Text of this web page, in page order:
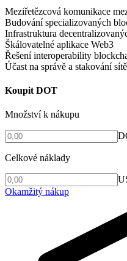
Meziřetězcová komunikace
Budování specializovaných
Infrastruktura
Škálovatelné aplikace Web3
Řešení interoperability
Účast na správě a stakování sítě
Koupit DOT
Množství k nákupu
Celkové náklady
Okamžitý nákup